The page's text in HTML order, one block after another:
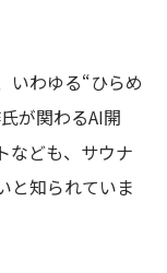
いわゆる“ひらめ
が関わるAI開
なども、サウナ
と知られていま